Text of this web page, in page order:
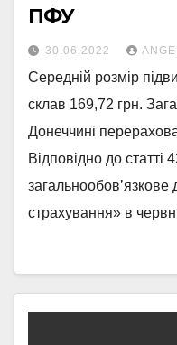
ПФУ
30.06.2022
Середній розмір
склав 169,72 грн.
Донеччині
Відповідно до статті
страхування» в